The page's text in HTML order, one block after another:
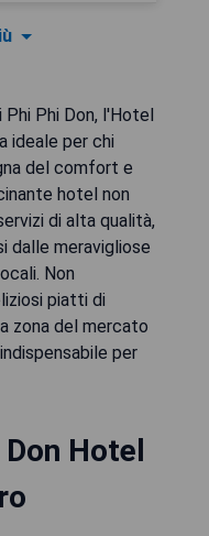
Phi Don, l'Hotel
ideale per chi
del comfort e
hotel non
di alta qualità,
dalle meravigliose
Non
piatti di
zona del mercato
per
Hotel